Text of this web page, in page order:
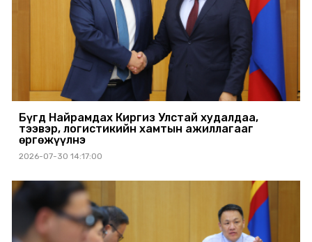
Бүгд Найрамдах Киргиз Улстай худалдаа,
тээвэр, логистикийн хамтын ажиллагааг
өргөжүүлнэ
2026-07-30 14:17:00